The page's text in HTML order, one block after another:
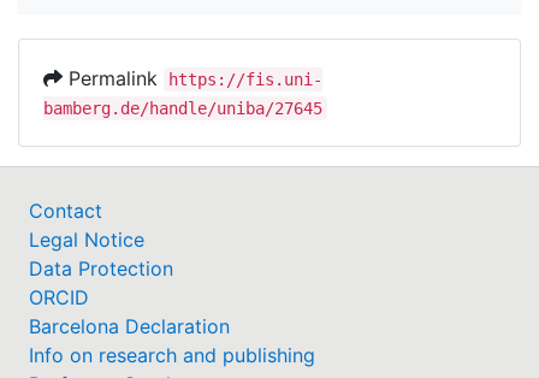
Permalink
https://fis.uni-
bamberg.de/handle/uniba/27645
Contact
Legal Notice
Data Protection
ORCID
Barcelona Declaration
Info on research and publishing